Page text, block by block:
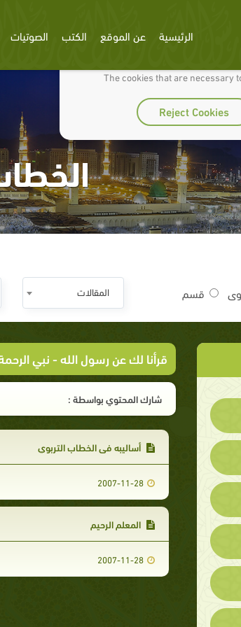
We use cookies to make our site work
The cookies that are necessary
Reject Cookies
الرئيسية عن الموقع الكتب الصوتيات
قسم المقالات
قرأنا لك عن رسول الله-نبي
شارك المحتوي بواسطة :
أساليبه في الخطاب التربوي
2007-11-28
المعلم الرحيم
2007-11-28